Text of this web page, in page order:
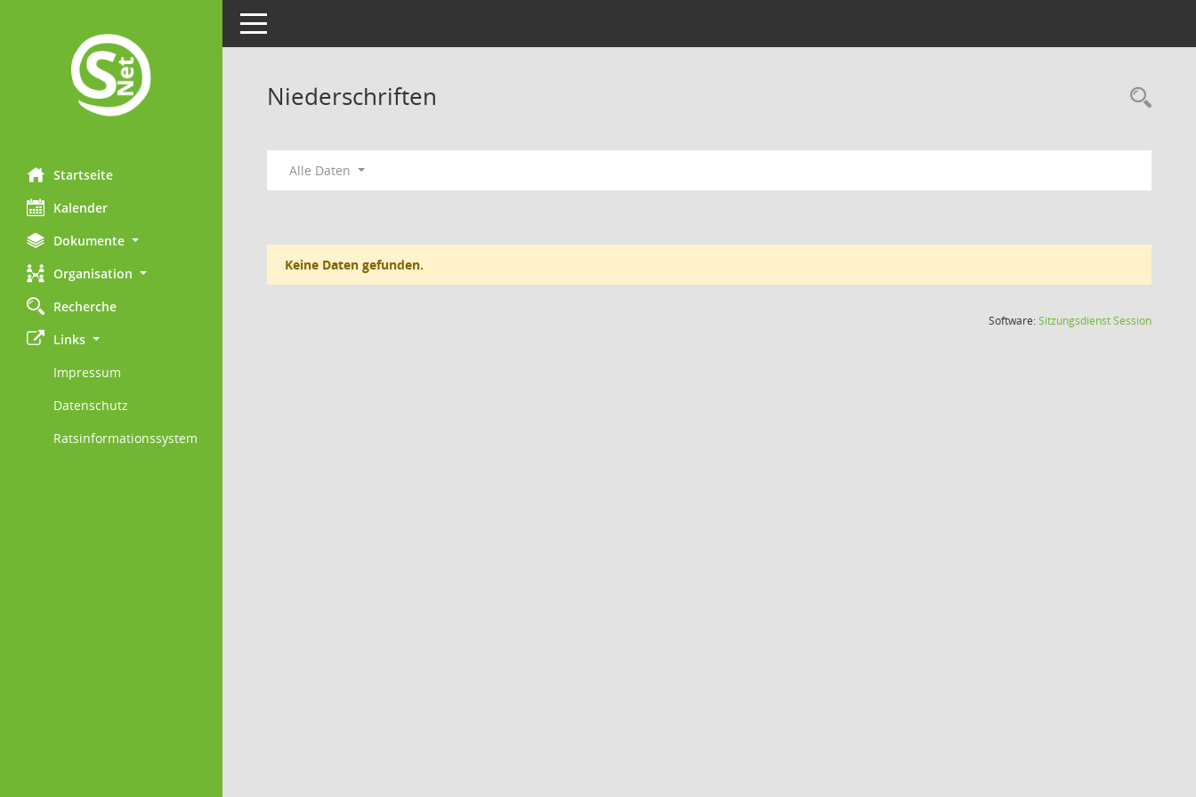
Startseite
Kalender
Dokumente
Organisation
Recherche
Links
Impressum
Datenschutz
Ratsinformationssystem
Toggle navigation
Niederschriften
Alle Daten
Keine Daten gefunden.
Software:SitzungsdienstSession(Wird in